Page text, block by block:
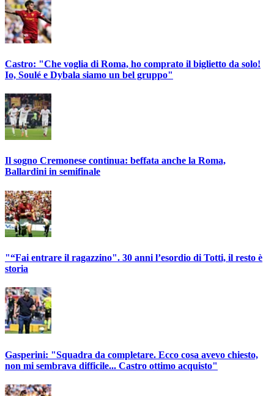
Castro: "Che voglia di Roma, ho comprato il biglietto da solo!
Io, Soulé e Dybala siamo un bel gruppo"
Il sogno Cremonese continua: beffata anche la Roma,
Ballardini in semifinale
"“Fai entrare il ragazzino". 30 anni l’esordio di Totti, il resto è
storia
Gasperini: "Squadra da completare. Ecco cosa avevo chiesto,
non mi sembrava difficile... Castro ottimo acquisto"